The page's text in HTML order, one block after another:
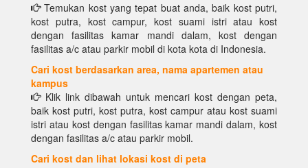
Temukan kost yang tepat buat anda, baik kost putri,
kost putra, kost campur, kost suami istri atau kost
dengan fasilitas kamar mandi dalam, kost dengan
fasilitas a/c atau parkir mobil di kota kota di Indonesia.
Cari kost berdasarkan area, nama apartemen atau
kampus
Klik link dibawah untuk mencari kost dengan peta,
baik kost putri, kost putra, kost campur atau kost suami
istri atau kost dengan fasilitas kamar mandi dalam, kost
dengan fasilitas a/c atau parkir mobil.
Cari kost dan lihat lokasi kost di peta